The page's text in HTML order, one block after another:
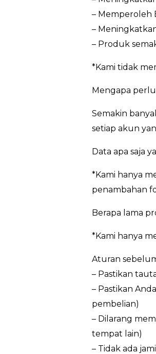
– Memperoleh
–
– Produk
*Kami tidak
Mengapa
Semakin
setiap akun
Data apa saja
*Kami hanya
penambahan
Berapa lama
*Kami hanya
Aturan
– Pastikan
– Pastikan
pembelian)
– Dilarang
tempat lain)
– Tidak ada